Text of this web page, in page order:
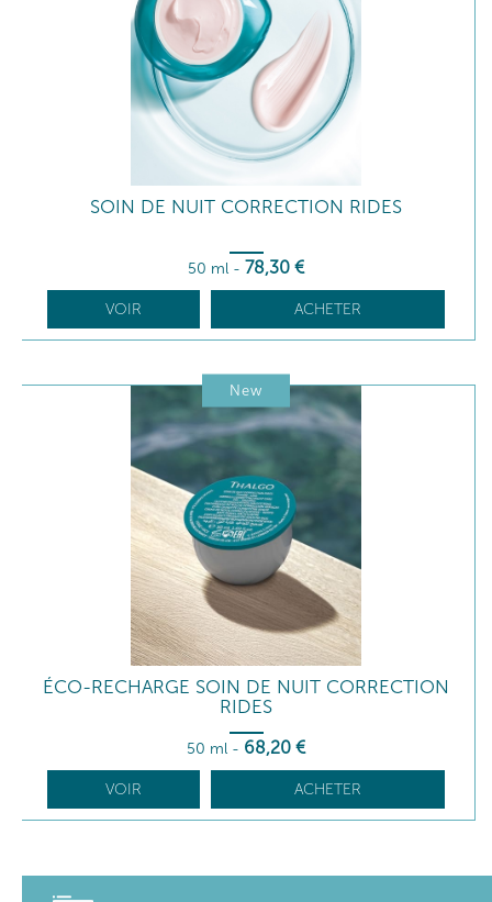
SOIN DE NUIT CORRECTION RIDES
50 ml - 78,30 €
VOIR ACHETER
New
ÉCO-RECHARGE SOIN DE NUIT CORRECTION
RIDES
50 ml - 68,20 €
VOIR ACHETER